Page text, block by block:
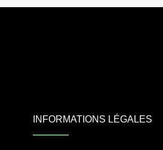
INFORMATIONS LÉGALES